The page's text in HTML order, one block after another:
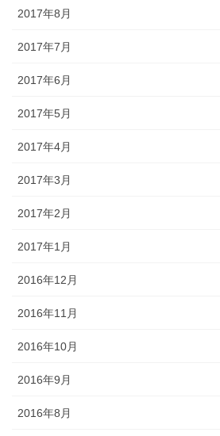
2017年8月
2017年7月
2017年6月
2017年5月
2017年4月
2017年3月
2017年2月
2017年1月
2016年12月
2016年11月
2016年10月
2016年9月
2016年8月